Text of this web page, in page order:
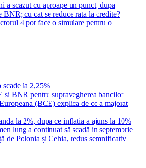
a scazut cu aproape un punct, dupa
BNR; cu cat se reduce rata la credite?
4 pot face o simulare pentru o
scade la 2,25%
si BNR pentru supravegherea bancilor
(BCE) explica de ce a majorat
la 2%, dupa ce inflatia a ajuns la 10%
lung a continuat să scadă in septembrie
de Polonia și Cehia, redus semnificativ